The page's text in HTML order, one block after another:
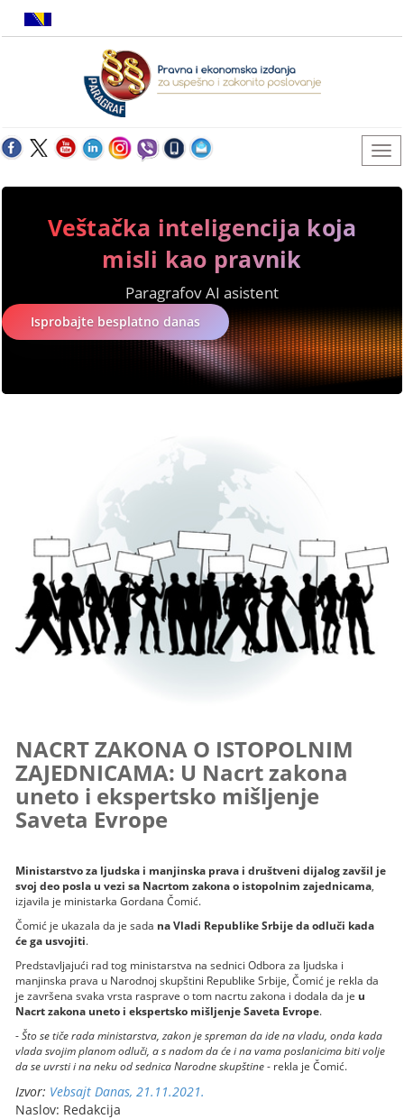
Veštačka inteligencija koja
misli kao pravnik
Paragrafov AI asistent
Isprobajte besplatno danas
NACRT ZAKONA O ISTOPOLNIM
ZAJEDNICAMA: U Nacrt zakona
uneto i ekspertsko mišljenje
Saveta Evrope
Ministarstvo za ljudska i manjinska prava i društveni dijalog zavšil je
svoj deo posla u vezi sa Nacrtom zakona o istopolnim zajednicama,
izjavila je ministarka Gordana Čomić.
Čomić je ukazala da je sada na Vladi Republike Srbije da odluči kada
će ga usvojiti.
Predstavljajući rad tog ministarstva na sednici Odbora za ljudska i
manjinska prava u Narodnoj skupštini Republike Srbije, Čomić je rekla da
je završena svaka vrsta rasprave o tom nacrtu zakona i dodala da je u
Nacrt zakona uneto i ekspertsko mišljenje Saveta Evrope.
-Što se tiče rada ministarstva, zakon je spreman da ide na vladu, onda kada
vlada svojim planom odluči, a s nadom da će i na vama poslanicima biti volje
da se uvrsti i na neku od sednica Narodne skupštine- rekla je Čomić.
Izvor: Vebsajt Danas, 21.11.2021.
Naslov: Redakcija